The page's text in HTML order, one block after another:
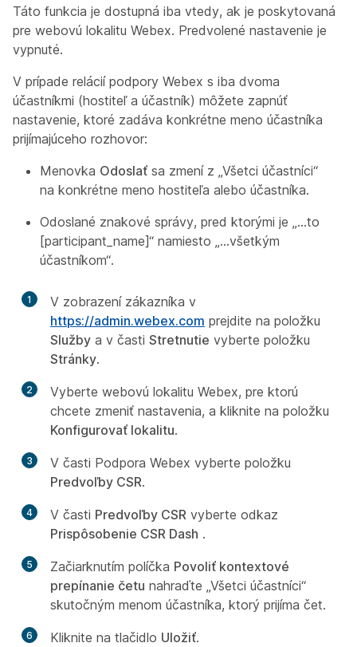
Táto funkcia je dostupná iba vtedy, ak je poskytovaná
pre webovú lokalitu Webex. Predvolené nastavenie je
vypnuté.
V prípade relácií podpory Webex s iba dvoma
účastníkmi (hostiteľ a účastník) môžete zapnúť
nastavenie, ktoré zadáva konkrétne meno účastníka
prijímajúceho rozhovor:
Menovka Odoslať sa zmení z „Všetci účastníci“
na konkrétne meno hostiteľa alebo účastníka.
Odoslané znakové správy, pred ktorými je „...to
[participant_name]“ namiesto „...všetkým
účastníkom“.
1
V zobrazení zákazníka v
https://admin.webex.com prejdite na položku
Služby a v časti Stretnutie vyberte položku
Stránky.
2
Vyberte webovú lokalitu Webex, pre ktorú
chcete zmeniť nastavenia, a kliknite na položku
Konfigurovať lokalitu.
3
V časti Podpora Webex vyberte položku
Predvoľby CSR.
4 V časti Predvoľby CSR vyberte odkaz
Prispôsobenie CSR Dash .
5 Začiarknutím políčka Povoliť kontextové
prepínanie četu nahraďte „Všetci účastníci“
skutočným menom účastníka, ktorý prijíma čet.
6 Kliknite na tlačidlo Uložiť.